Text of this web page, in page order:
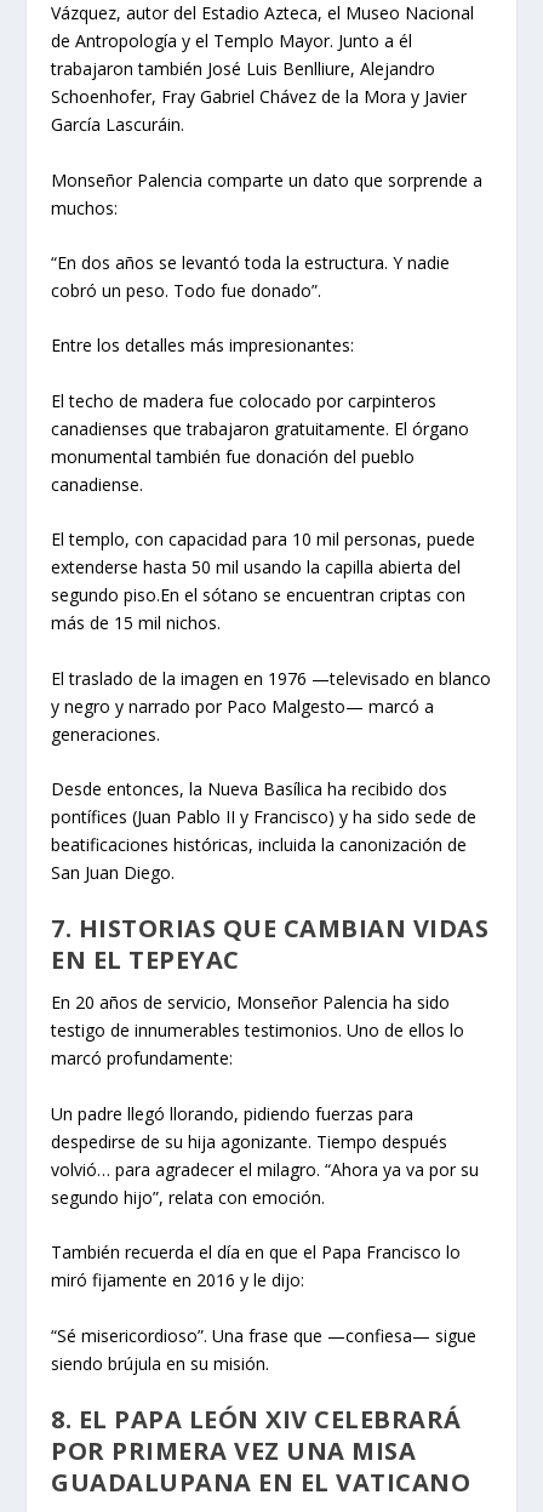
Vázquez, autor del Estadio Azteca, el Museo Nacional
de Antropología y el Templo Mayor. Junto a él
trabajaron también José Luis Benlliure, Alejandro
Schoenhofer, Fray Gabriel Chávez de la Mora y Javier
García Lascuráin.
Monseñor Palencia comparte un dato que sorprende a
muchos:
“En dos años se levantó toda la estructura. Y nadie
cobró un peso. Todo fue donado”.
Entre los detalles más impresionantes:
El techo de madera fue colocado por carpinteros
canadienses que trabajaron gratuitamente. El órgano
monumental también fue donación del pueblo
canadiense.
El templo, con capacidad para 10 mil personas, puede
extenderse hasta 50 mil usando la capilla abierta del
segundo piso.En el sótano se encuentran criptas con
más de 15 mil nichos.
El traslado de la imagen en 1976 —televisado en blanco
y negro y narrado por Paco Malgesto— marcó a
generaciones.
Desde entonces, la Nueva Basílica ha recibido dos
pontífices (Juan Pablo II y Francisco) y ha sido sede de
beatificaciones históricas, incluida la canonización de
San Juan Diego.
7. HISTORIAS QUE CAMBIAN VIDAS
EN EL TEPEYAC
En 20 años de servicio, Monseñor Palencia ha sido
testigo de innumerables testimonios. Uno de ellos lo
marcó profundamente:
Un padre llegó llorando, pidiendo fuerzas para
despedirse de su hija agonizante. Tiempo después
volvió… para agradecer el milagro. “Ahora ya va por su
segundo hijo”, relata con emoción.
También recuerda el día en que el Papa Francisco lo
miró fijamente en 2016 y le dijo:
“Sé misericordioso”. Una frase que —confiesa— sigue
siendo brújula en su misión.
8. EL PAPA LEÓN XIV CELEBRARÁ
POR PRIMERA VEZ UNA MISA
GUADALUPANA EN EL VATICANO